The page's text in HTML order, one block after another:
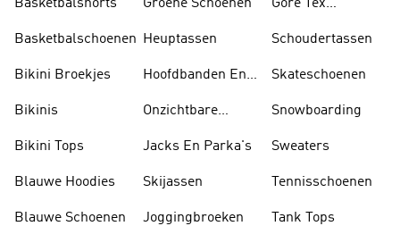
Basketbalshorts
Basketbalschoenen
Bikini Broekjes
Bikinis
Bikini Tops
Blauwe Hoodies
Blauwe Schoenen
Groene Schoenen
Heuptassen
Hoofdbanden En
Onzichtbare
Jacks En Parka's
Skijassen
Joggingbroeken
Gore Tex
Schoudertassen
Skateschoenen
Snowboarding
Sweaters
Tennisschoenen
Tank Tops